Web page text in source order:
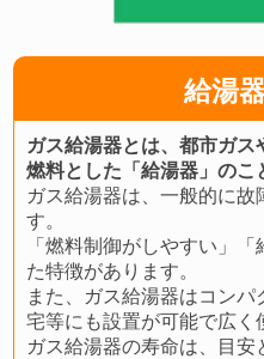
給湯
ガス給湯器とは、都市ガ
燃料とした「給湯器」のこ
ガス給湯器は、一般的に故
す。
「燃料制御がしやすい」
た特徴があります。
また、ガス給湯器はコン
宅等にも設置が可能で広く
ガス給湯器の寿命は、目安